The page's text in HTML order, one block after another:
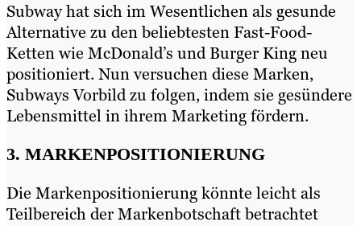
Subway hat sich im Wesentlichen als gesunde
Alternative zu den beliebtesten Fast-Food-
Ketten wie McDonald’s und Burger King neu
positioniert. Nun versuchen diese Marken,
Subways Vorbild zu folgen, indem sie gesündere
Lebensmittel in ihrem Marketing fördern.
3. MARKENPOSITIONIERUNG
Die Markenpositionierung könnte leicht als
Teilbereich der Markenbotschaft betrachtet